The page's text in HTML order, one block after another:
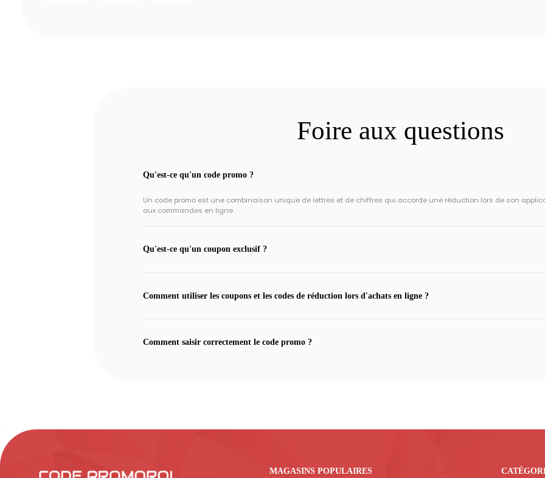
Foire aux questions
Qu'est-ce qu'un code promo ?
Un code promo est une combinaison unique de lettres et de chiffres qui accorde une réduction lors de son
aux commandes en ligne.
Qu'est-ce qu'un coupon exclusif ?
Comment utiliser les coupons et les codes de réduction lors d'achats en ligne ?
Comment saisir correctement le code promo ?
MAGASINS POPULAIRES